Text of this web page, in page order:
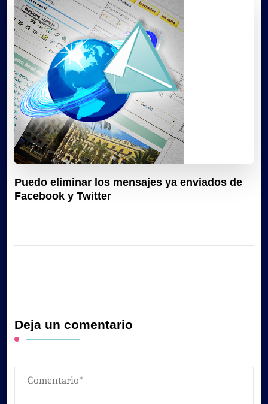
Puedo eliminar los mensajes ya enviados de
Facebook y Twitter
Deja un comentario